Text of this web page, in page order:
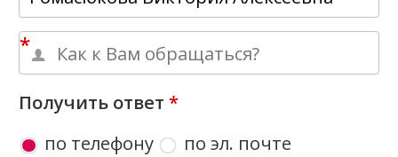
*
Получить ответ *
по телефону
по эл. почте